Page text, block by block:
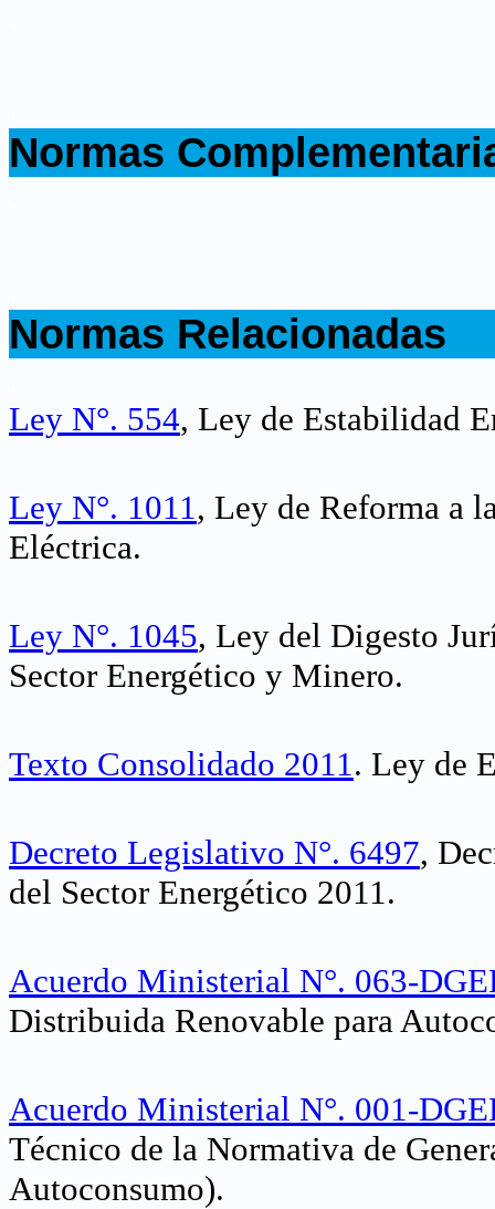
Normas
Normas Relacionadas
Ley N°. 554, Ley de Estabilidad
Ley N°. 1011, Ley de Reforma a
Eléctrica.
Ley N°. 1045, Ley del Digesto
Sector Energético y Minero.
Texto Consolidado 2011. Ley de
Decreto Legislativo N°. 6497,
del Sector Energético 2011.
Acuerdo Ministerial N°. 063-
Distribuida Renovable para
Acuerdo Ministerial N°. 001-
Técnico de la Normativa de
Autoconsumo).